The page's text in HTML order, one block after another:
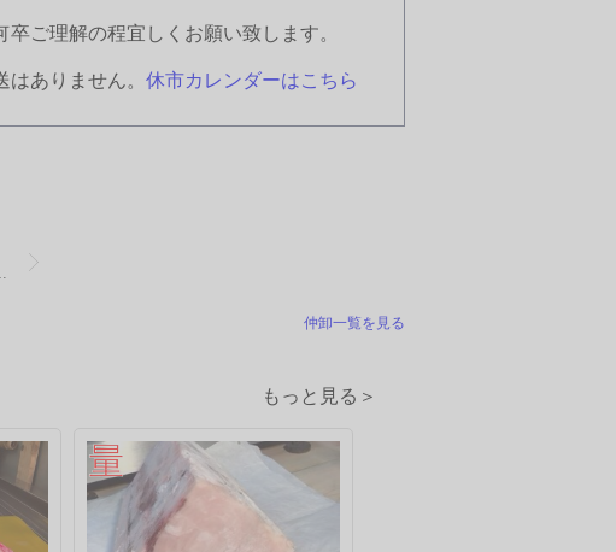
ご理解の程宜しくお願い致します。
ありません。 休市カレンダーはこちら
仲卸一覧を見る
もっと見る＞